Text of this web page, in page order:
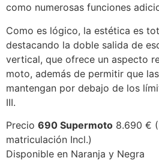
como numerosas funciones
Como es lógico, la estética es
destacando la doble salida de
vertical, que ofrece un aspecto
moto, además de permitir que
mantengan por debajo de los
III.
Precio 690 Supermoto 8.690 €
matriculación Incl.)
Disponible en Naranja y Negra